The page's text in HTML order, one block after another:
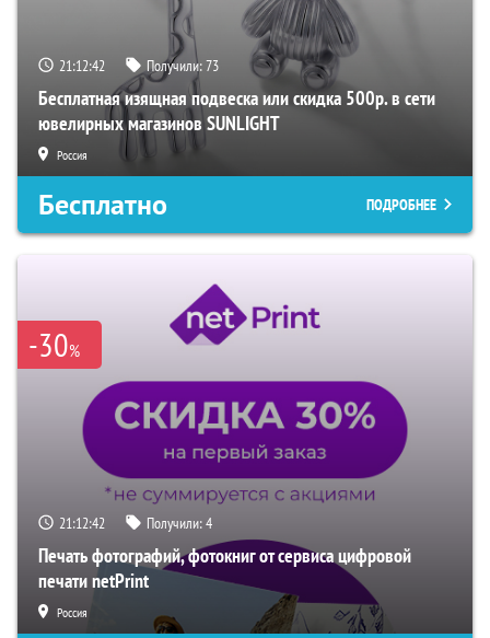
21:12:41 Получили:73
Бесплатная изящная подвеска или скидка 500р. в сети
ювелирных магазинов SUNLIGHT
Россия
Бесплатно ПОДРОБНЕЕ
-30%
21:12:41 Получили:4
Печать фотографий, фотокниг от сервиса цифровой
печати netPrint
Россия